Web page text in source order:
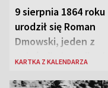
9 sierpnia 1864 roku
urodził się Roman
Dmowski, jeden z
„ojców” niepodległej
KARTKA Z KALENDARZA